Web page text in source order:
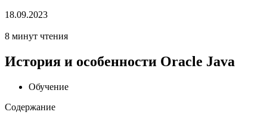
18.09.2023
8 минут чтения
История и особенности Oracle Java
Обучение
Содержание